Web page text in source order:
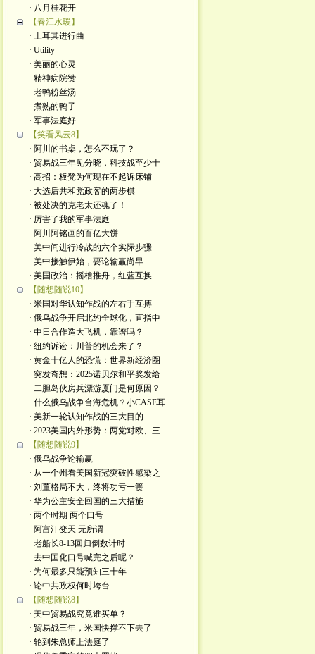
· 八月桂花开
【春江水暖】
· 土耳其进行曲
· Utility
· 美丽的心灵
· 精神病院赞
· 老鸭粉丝汤
· 煮熟的鸭子
· 军事法庭好
【笑看风云8】
· 阿川的书桌，怎么不玩了？
· 贸易战三年见分晓，科技战至少十
· 高招：板凳为何现在不起诉床铺
· 大选后共和党政客的两步棋
· 被处决的克老太还魂了！
· 厉害了我的军事法庭
· 阿川阿铭画的百亿大饼
· 美中间进行冷战的六个实际步骤
· 美中接触伊始，要论输赢尚早
· 美国政治：摇橹推舟，红蓝互换
【随想随说10】
· 米国对华认知作战的左右手互搏
· 俄乌战争开启北约全球化，直指中
· 中日合作造大飞机，靠谱吗？
· 纽约诉讼：川普的机会来了？
· 黄金十亿人的恐慌：世界新经济圈
· 突发奇想：2025诺贝尔和平奖发给
· 二胆岛伙房兵漂游厦门是何原因？
· 什么俄乌战争台海危机？小CASE耳
· 美新一轮认知作战的三大目的
· 2023美国内外形势：两党对欧、三
【随想随说9】
· 俄乌战争论输赢
· 从一个州看美国新冠突破性感染之
· 刘董格局不大，终将功亏一篑
· 华为公主安全回国的三大措施
· 两个时期 两个口号
· 阿富汗变天 无所谓
· 老船长8-13回归倒数计时
· 去中国化口号喊完之后呢？
· 为何最多只能预知三十年
· 论中共政权何时垮台
【随想随说8】
· 美中贸易战究竟谁买单？
· 贸易战三年，米国快撑不下去了
· 轮到朱总师上法庭了